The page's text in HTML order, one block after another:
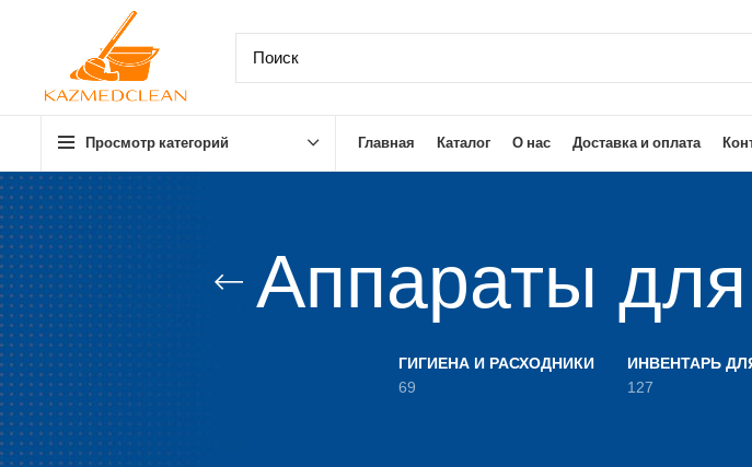
Просмотр категорий Главная Каталог О нас Доставка и оплата
Аппараты для
ГИГИЕНА И РАСХОДНИКИ
69
ИНВЕНТАРЬ
127